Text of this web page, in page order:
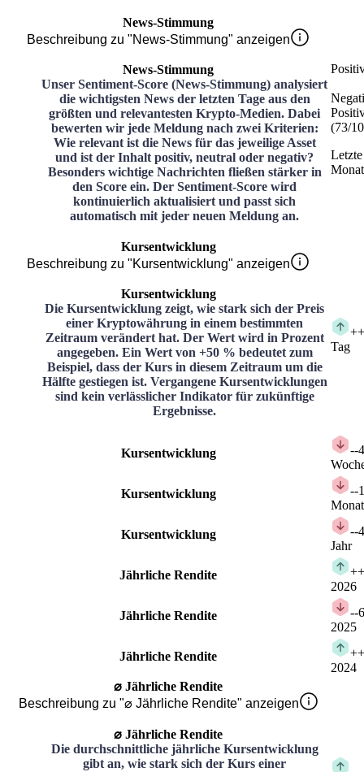
News-Stimmung
Beschreibung zu "News-Stimmung" anzeigen
News-Stimmung
Unser Sentiment-Score (News-Stimmung) analysiert
die wichtigsten News der letzten Tage aus den
größten und relevantesten Krypto-Medien. Dabei
bewerten wir jede Meldung nach zwei Kriterien:
Wie relevant ist die News für das jeweilige Asset
und ist der Inhalt positiv, neutral oder negativ?
Besonders wichtige Nachrichten fließen stärker in
den Score ein. Der Sentiment-Score wird
kontinuierlich aktualisiert und passt sich
automatisch mit jeder neuen Meldung an.
(73/
Kursentwicklung
Beschreibung zu "Kursentwicklung" anzeigen
Kursentwicklung
Die Kursentwicklung zeigt, wie stark sich der Preis
einer Kryptowährung in einem bestimmten
Zeitraum verändert hat. Der Wert wird in Prozent
angegeben. Ein Wert von +50 % bedeutet zum
Beispiel, dass der Kurs in diesem Zeitraum um die
Hälfte gestiegen ist. Vergangene Kursentwicklungen
sind kein verlässlicher Indikator für zukünftige
Ergebnisse.
+
Tag
Kursentwicklung --
Kursentwicklung --
Monat
Kursentwicklung --
Jahr
Jährliche Rendite +
2026
Jährliche Rendite --
2025
Jährliche Rendite +
2024
⌀ Jährliche Rendite
Beschreibung zu "⌀ Jährliche Rendite" anzeigen
⌀ Jährliche Rendite
Die durchschnittliche jährliche Kursentwicklung
gibt an, wie stark sich der Kurs einer